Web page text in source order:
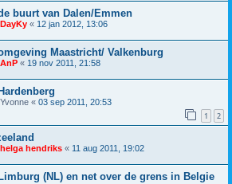
buurt van Dalen/Emmen
DayKy « 12 jan 2012, 13:06
Maastricht/ Valkenburg
AnP « 19 nov 2011, 21:58
Yvonne « 03 sep 2011, 20:53
1 2
helga hendriks « 11 aug 2011, 19:02
(NL) en net over de grens in Belgie